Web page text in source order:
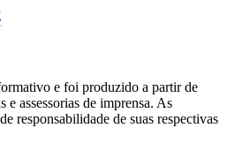
e foi produzido a partir de
e assessorias de imprensa. As
responsabilidade de suas respectivas